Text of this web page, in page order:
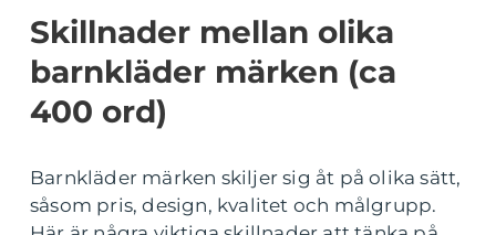
Skillnader mellan olika
barnkläder märken (ca
400 ord)
Barnkläder märken skiljer sig åt på olika sätt,
såsom pris, design, kvalitet och målgrupp.